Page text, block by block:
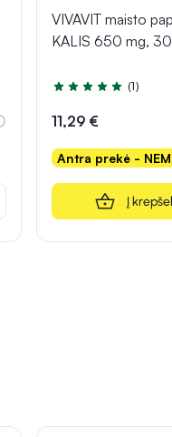
VIVAVIT maisto
KALIS 650 mg,
Įvertinimas 5.0 iš 5
(1)
11,29 €
Antra prekė -
Į